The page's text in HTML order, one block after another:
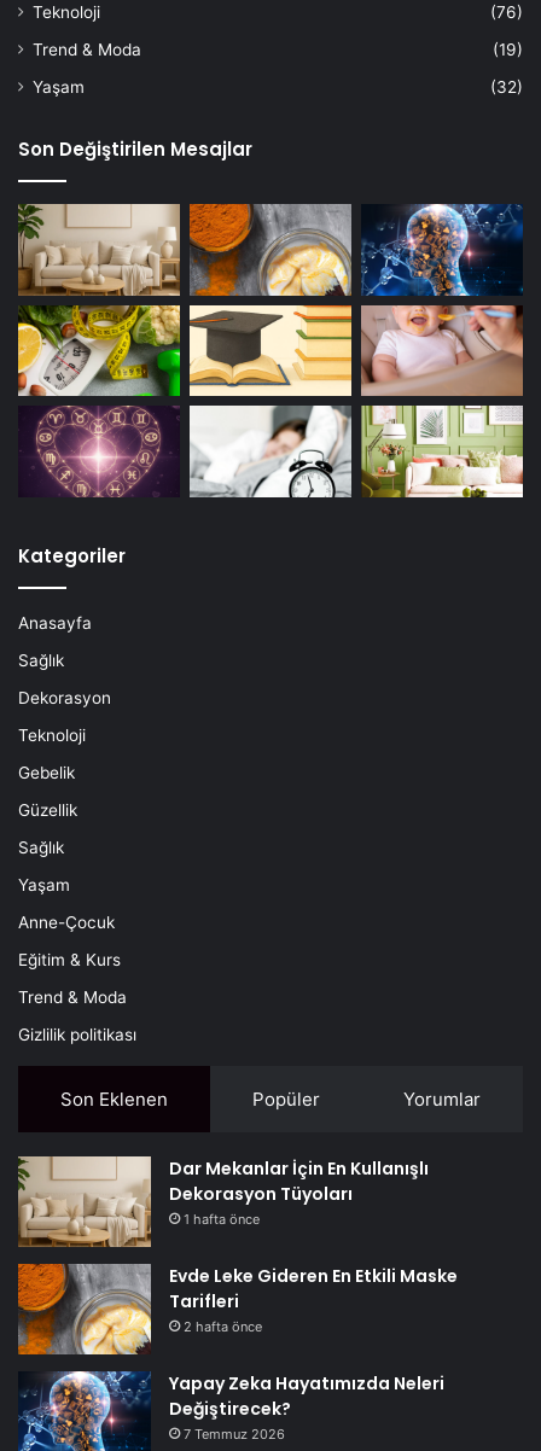
Teknoloji
(76)
Trend & Moda
(19)
Yaşam
(32)
Son Değiştirilen Mesajlar
Kategoriler
Anasayfa
Sağlık
Dekorasyon
Teknoloji
Gebelik
Güzellik
Sağlık
Yaşam
Anne-Çocuk
Eğitim & Kurs
Trend & Moda
Gizlilik politikası
Son Eklenen Popüler Yorumlar
Dar Mekanlar İçin En Kullanışlı
Dekorasyon Tüyoları
1 hafta önce
Evde Leke Gideren En Etkili Maske
Tarifleri
2 hafta önce
Yapay Zeka Hayatımızda Neleri
Değiştirecek?
7 Temmuz 2026